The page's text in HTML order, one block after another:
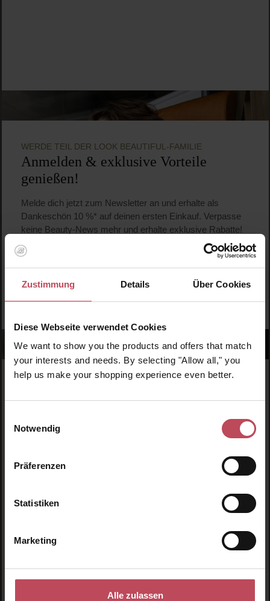
Zustimmung Details Über Cookies
Diese Webseite verwendet Cookies
We want to show you the products and offers that match
your interests and needs. By selecting "Allow all," you
help us make your shopping experience even better.
Notwendig
Präferenzen
Statistiken
Marketing
Alle zulassen
WERDE TEIL DER LOOK BEAUTIFUL-FAMILIE
Anmelden & exklusive Vorteile
genießen!
Melde dich jetzt zum Newsletter an und erhalte als
Dankeschön 10 %* auf deinen ersten Einkauf. Verpasse
keine Beauty-News mehr und erhalte exklusive Rabatte!
ab € 34.95 (AT und DE)